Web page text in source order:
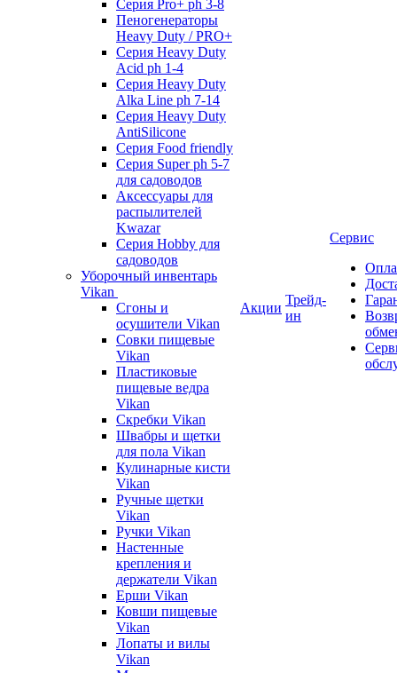
Серия Pro+ ph 3-8
Пеногенераторы
Heavy Duty / PRO+
Серия Heavy Duty
Acid ph 1-4
Серия Heavy Duty
Alka Line ph 7-14
Серия Heavy Duty
AntiSilicone
Серия Food friendly
Серия Super ph 5-7
для садоводов
Аксессуары для
распылителей
Kwazar
Серия Hobby для
садоводов
Уборочный инвентарь
Vikan
Сгоны и
осушители Vikan
Совки пищевые
Vikan
Пластиковые
пищевые ведра
Vikan
Скребки Vikan
Швабры и щетки
для пола Vikan
Кулинарные кисти
Vikan
Ручные щетки
Vikan
Ручки Vikan
Настенные
крепления и
держатели Vikan
Ерши Vikan
Ковши пищевые
Vikan
Лопаты и вилы
Vikan
Акции
Трейд-
ин
Сервис